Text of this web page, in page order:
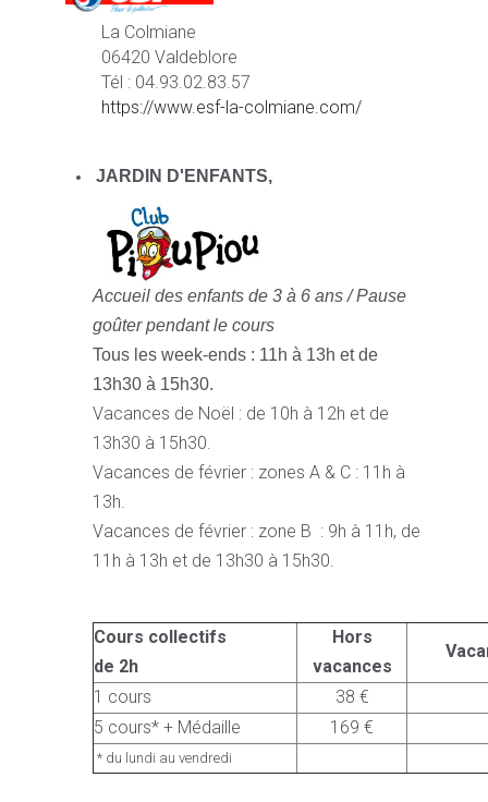
La Colmiane
06420 Valdeblore
Tél : 04.93.02.83.57
https://www.esf-la-colmiane.com/
JARDIN D'ENFANTS,
Accueil des enfants de 3 à 6 ans /Pause
goûter pendant le cours
Tous les week-ends : 11h à 13h et de
13h30 à 15h30.
Vacances de Noël : de 10h à 12h et de
13h30 à 15h30.
Vacances de février : zones A & C : 11h à
13h.
Vacances de février : zone B : 9h à 11h, de
11h à 13h et de 13h30 à 15h30.
Cours collectifs
de 2h
Hors
vacances
1 cours
38 €
5 cours* + Médaille
169 €
* du lundi au vendredi